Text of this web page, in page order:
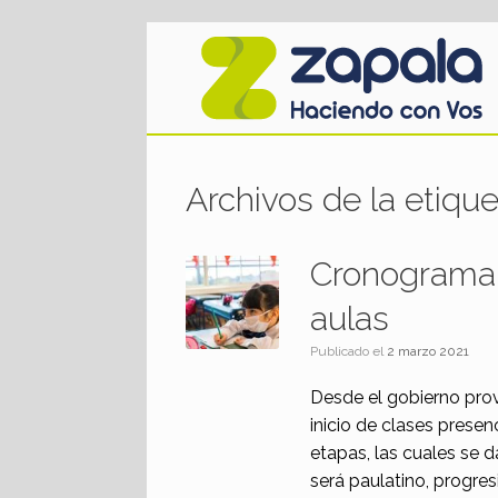
Archivos de la
aulas
Publicado el 2 marzo 2021
Desde el gobierno
inicio de clases
etapas, las cuales se
será paulatino,